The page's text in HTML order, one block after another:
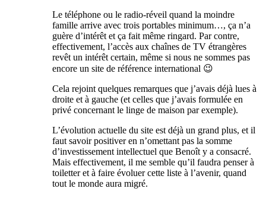
Le téléphone ou le radio-réveil quand la moindre
famille arrive avec trois portables minimum…, ça n’a
guère d’intérêt et ça fait même ringard. Par contre,
effectivement, l’accès aux chaînes de TV étrangères
revêt un intérêt certain, même si nous ne sommes pas
encore un site de référence international 😉
Cela rejoint quelques remarques que j’avais déjà lues à
droite et à gauche (et celles que j’avais formulée en
privé concernant le linge de maison par exemple).
L’évolution actuelle du site est déjà un grand plus, et il
faut savoir positiver en n’omettant pas la somme
d’investissement intellectuel que Benoît y a consacré.
Mais effectivement, il me semble qu’il faudra penser à
toiletter et à faire évoluer cette liste à l’avenir, quand
tout le monde aura migré.